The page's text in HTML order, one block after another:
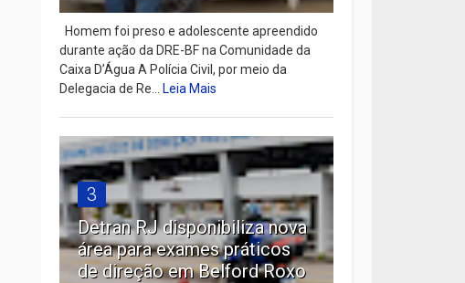
Homem foi preso e adolescente apreendido
durante ação da DRE-BF na Comunidade da
Caixa D’Água A Polícia Civil, por meio da
Delegacia de Re...Leia Mais
3
Detran RJ disponibiliza nova
área para exames práticos
de direção em Belford Roxo